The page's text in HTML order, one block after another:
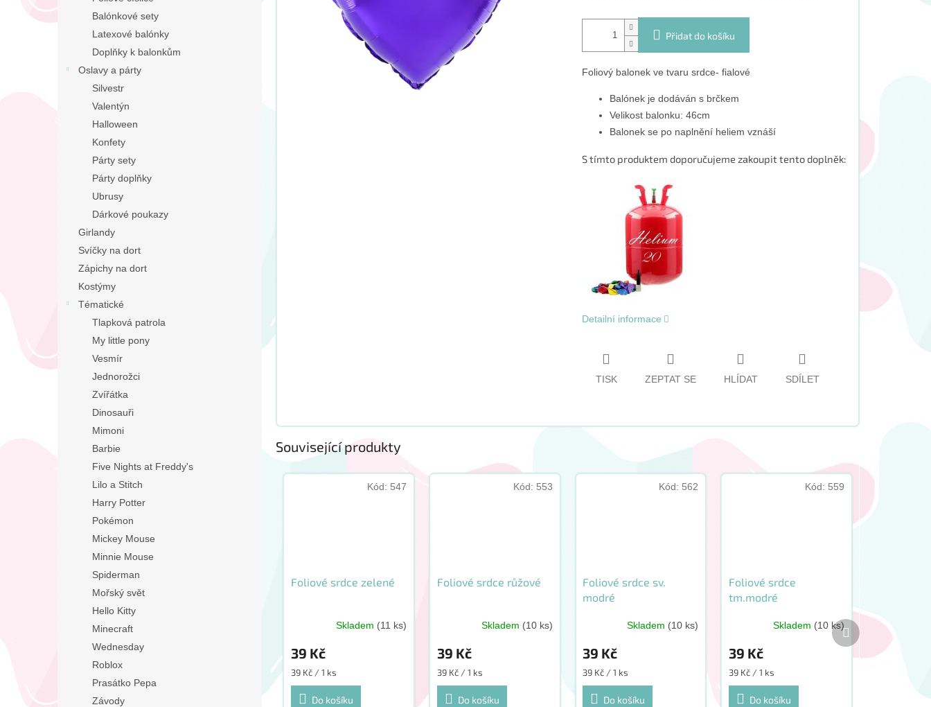
n
e
Balónkové sety
Latexové balónky
Doplňky k balonkům
Oslavy a párty
Silvestr
Valentýn
Halloween
Konfety
Párty sety
Párty doplňky
Ubrusy
Dárkové poukazy
Girlandy
Svíčky na dort
Zápichy na dort
Kostýmy
Tématické
Tlapková patrola
My little pony
Vesmír
Jednorožci
Zvířátka
Dinosauři
Mimoni
Barbie
Five Nights at Freddy's
Lilo a Stitch
Harry Potter
Pokémon
Mickey Mouse
Minnie Mouse
Spiderman
Mořský svět
Hello Kitty
Minecraft
Wednesday
Roblox
Prasátko Pepa
Závody
Přidat do košíku
Foliový balonek ve tvaru srdce- fialové
Balónek je dodáván s brčkem
Velikost balonku: 46cm
Balonek se po naplnění heliem vznáší
S tímto produktem doporučujeme zakoupit tento doplněk:
Detailní informace
TISK ZEPTAT SE HLÍDAT SDÍLET
Související produkty
Foliové srdce zelené
Skladem (11 ks)
39 Kč
Měrná
cena:
39 Kč / 1 ks
Do košíku
Kód: 547
Foliové srdce růžové
Skladem (10 ks)
39 Kč
Měrná
cena:
39 Kč / 1 ks
Do košíku
Kód: 553
Foliové srdce sv.
modré
Skladem (10 ks)
39 Kč
Měrná
cena:
39 Kč / 1 ks
Do košíku
Kód: 562
Foliové srdce
tm.modré
Skladem (10 ks)
39 Kč
Měrná
cena:
39 Kč / 1 ks
Do košíku
Kód: 559
Další
produkt